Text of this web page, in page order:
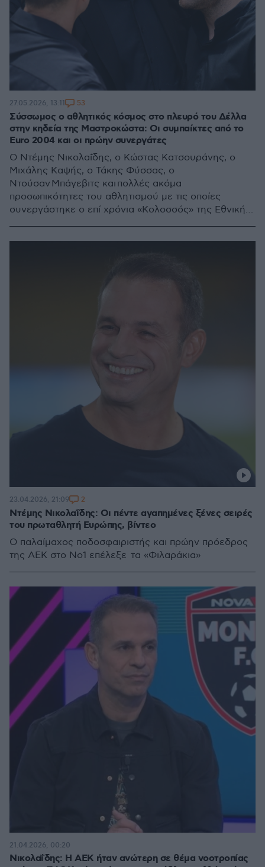
Σύσσωμος ο αθλητικός κόσμος στο πλευρό του Δέλλα
στην κηδεία της Μαστροκώστα: Οι συμπαίκτες από το
Euro 2004 και οι πρώην συνεργάτες
Ο Ντέμης Νικολαΐδης, ο Κώστας Κατσουράνης, ο
Μιχάλης Καψής, ο Τάκης Φύσσας, ο
Ντούσαν Μπάγεβιτς και πολλές ακόμα
προσωπικότητες του αθλητισμού με τις οποίες
συνεργάστηκε ο επί χρόνια «Κολοσσός» της Εθνικής
27.05.2026, 13:11 53
Ντέμης Νικολαΐδης: Οι πέντε αγαπημένες ξένες σειρές
του πρωταθλητή Ευρώπης, βίντεο
Ο παλαίμαχος ποδοσφαιριστής και πρώην πρόεδρος
της ΑΕΚ στο Νο1 επέλεξε τα «Φιλαράκια»
23.04.2026, 21:09 2
Νικολαΐδης: Η ΑΕΚ ήταν ανώτερη σε θέμα νοοτροπίας
21.04.2026, 00:20